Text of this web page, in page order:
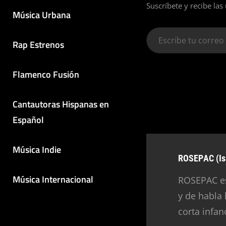
Música Urbana
Rap Estrenos
Flamenco Fusión
Cantautoras Hispanas en
Español
Música Indie
Música Internacional
Suscríbete y recibe
Escribe
tu
Autor:
ROSEPAC
y de habla
corta